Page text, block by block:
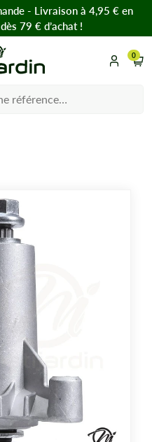
- Livraison à 4,95 € en
79 € d’achat !
0